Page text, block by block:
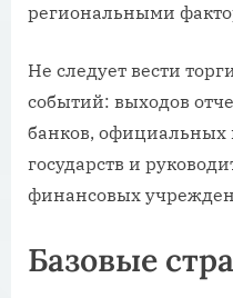
региональными
Не следует вести
событий: выходов
банков, официальных
государств и
финансовых
Базовые